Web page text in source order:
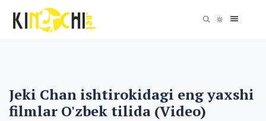
Jeki Chan ishtirokidagi eng yaxshi
filmlar O'zbek tilida (Video)